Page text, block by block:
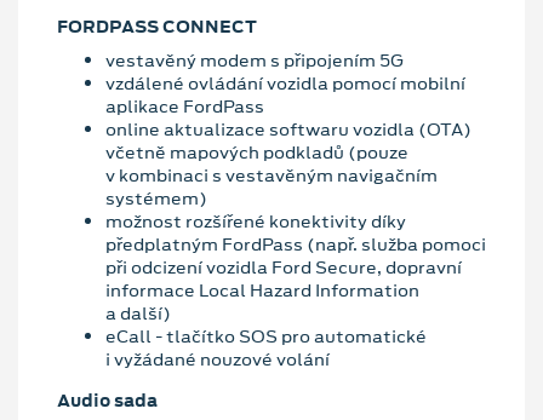
FORDPASS CONNECT
vestavěný modem s připojením 5G
vzdálené ovládání vozidla pomocí mobilní
aplikace FordPass
online aktualizace softwaru vozidla (OTA)
včetně mapových podkladů (pouze
v kombinaci s vestavěným navigačním
systémem)
možnost rozšířené konektivity díky
předplatným FordPass (např. služba pomoci
při odcizení vozidla Ford Secure, dopravní
informace Local Hazard Information
a další)
eCall - tlačítko SOS pro automatické
i vyžádané nouzové volání
Audio sada